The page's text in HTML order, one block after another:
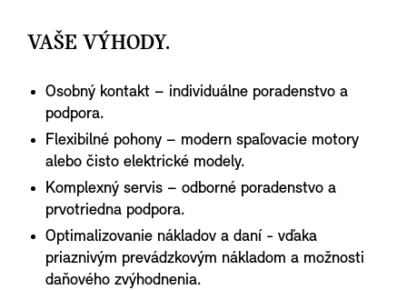
VAŠE VÝHODY.
Osobný kontakt – individuálne poradenstvo a
podpora.
Flexibilné pohony – modern spaľovacie motory
alebo čisto elektrické modely.
Komplexný servis – odborné poradenstvo a
prvotriedna podpora.
Optimalizovanie nákladov a daní - vďaka
priaznivým prevádzkovým nákladom a možnosti
daňového zvýhodnenia.